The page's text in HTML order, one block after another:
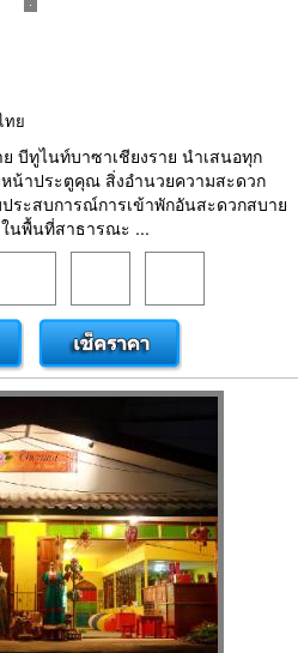
ทย
บีทูไนท์บาซาเชียงราย นำเสนอทุก
หน้าประตูคุณ สิ่งอำนวยความสะดวก
ระสบการณ์การเข้าพักอันสะดวกสบาย
ในพื้นที่สาธารณะ ...